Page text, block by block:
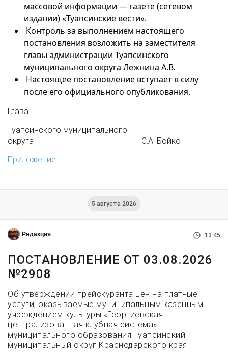
массовой информации — газете (сетевом
издании) «Туапсинские вести».
Контроль за выполнением настоящего
постановления возложить на заместителя
главы администрации Туапсинского
муниципального округа Лежнина А.В.
Настоящее постановление вступает в силу
после его официального опубликования.
Глава
Туапсинского муниципального
округа С.А. Бойко
Приложение
5 августа 2026
Редакция 13:45
ПОСТАНОВЛЕНИЕ ОТ 03.08.2026
№2908
Об утверждении прейскуранта цен на платные
услуги, оказываемые муниципальным казенным
учреждением культуры «Георгиевская
централизованная клубная система»
муниципального образования Туапсинский
муниципальный округ Краснодарского края